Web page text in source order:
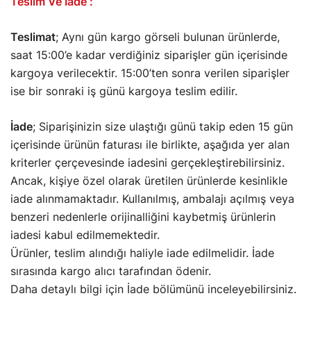
Teslimat; Aynı gün kargo görseli bulunan ürünlerde,
saat 15:00’e kadar verdiğiniz siparişler gün içerisinde
kargoya verilecektir. 15:00’ten sonra verilen siparişler
ise bir sonraki iş günü kargoya teslim edilir.
İade; Siparişinizin size ulaştığı günü takip eden 15 gün
içerisinde ürünün faturası ile birlikte, aşağıda yer alan
kriterler çerçevesinde iadesini gerçekleştirebilirsiniz.
Ancak, kişiye özel olarak üretilen ürünlerde kesinlikle
iade alınmamaktadır. Kullanılmış, ambalajı açılmış veya
benzeri nedenlerle orijinalliğini kaybetmiş ürünlerin
iadesi kabul edilmemektedir.
Ürünler, teslim alındığı haliyle iade edilmelidir. İade
sırasında kargo alıcı tarafından ödenir.
Daha detaylı bilgi için İade bölümünü inceleyebilirsiniz.